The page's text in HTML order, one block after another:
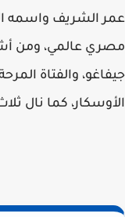
عمر الشريف واسمه
مصري عالمي، ومن
جيفاغو، والفتاة
الأوسكار، كما نال